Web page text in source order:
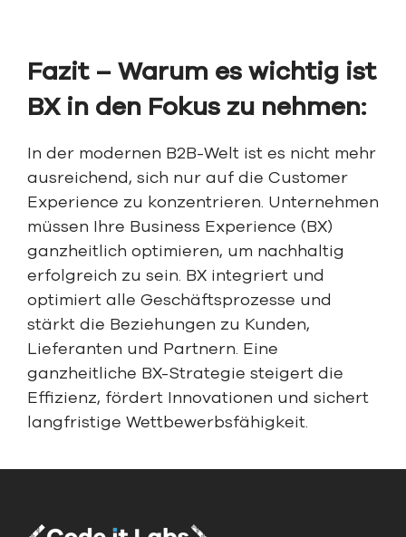
Fazit – Warum es wichtig ist
BX in den Fokus zu nehmen:
In der modernen B2B-Welt ist es nicht mehr
ausreichend, sich nur auf die Customer
Experience zu konzentrieren. Unternehmen
müssen Ihre Business Experience (BX)
ganzheitlich optimieren, um nachhaltig
erfolgreich zu sein. BX integriert und
optimiert alle Geschäftsprozesse und
stärkt die Beziehungen zu Kunden,
Lieferanten und Partnern. Eine
ganzheitliche BX-Strategie steigert die
Effizienz, fördert Innovationen und sichert
langfristige Wettbewerbsfähigkeit.